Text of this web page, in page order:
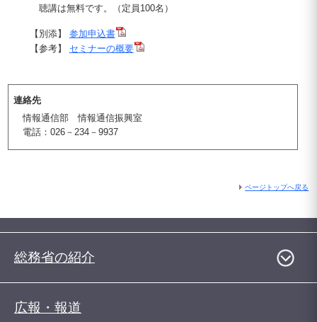
聴講は無料です。（定員100名）
【別添】 参加申込書
【参考】 セミナーの概要
連絡先
情報通信部 情報通信振興室
電話：026－234－9937
ページトップへ戻る
総務省の紹介
広報・報道